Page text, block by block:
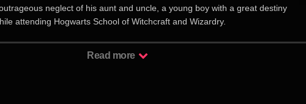
neglect of his aunt and uncle, a young boy with a great destiny
attending Hogwarts School of Witchcraft and Wizardry.
，从小寄养在姨妈家，受尽欺凌。但就在哈利11岁生日的时候，他意外收到了霍
知书。哈利从该学院派来接他的巨人海格口中得知，这是一间魔法学院，并得知
沃茨后，表现出了超乎想象的飞行天赋，得到麦格教授的推荐进入了格兰芬
Read more